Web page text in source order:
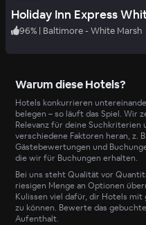
Holiday Inn Express
96% | Baltimore - White Marsh
Warum diese Hotels?
Hotels konkurrieren
belegen – so läuft das Spiel. Wir
Relevanz für deine Suchkriterien
verschiedene Faktoren heran, z.
Gästebewertungen und
die wir für Buchungen erhalten.
Bei uns steht Qualität vor
riesigen Menge an Optionen
Kulissen viel dafür, dir Hotels
zu können. Bewerte das
Aufenthalt.